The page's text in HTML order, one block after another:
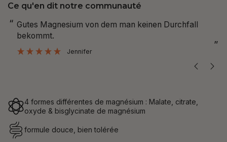
Ce qu'en dit notre communauté
“
”
Gutes Magnesium von dem man keinen Durchfall
bekommt.
Jennifer
4 formes différentes de magnésium : Malate, citrate,
oxyde & bisglycinate de magnésium
formule douce, bien tolérée